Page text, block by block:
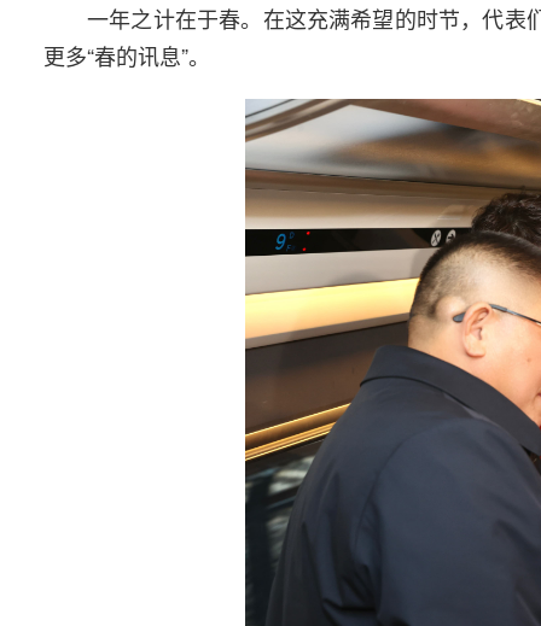
一年之计在于春。在这充满希望的时节，代表
更多“春的讯息”。